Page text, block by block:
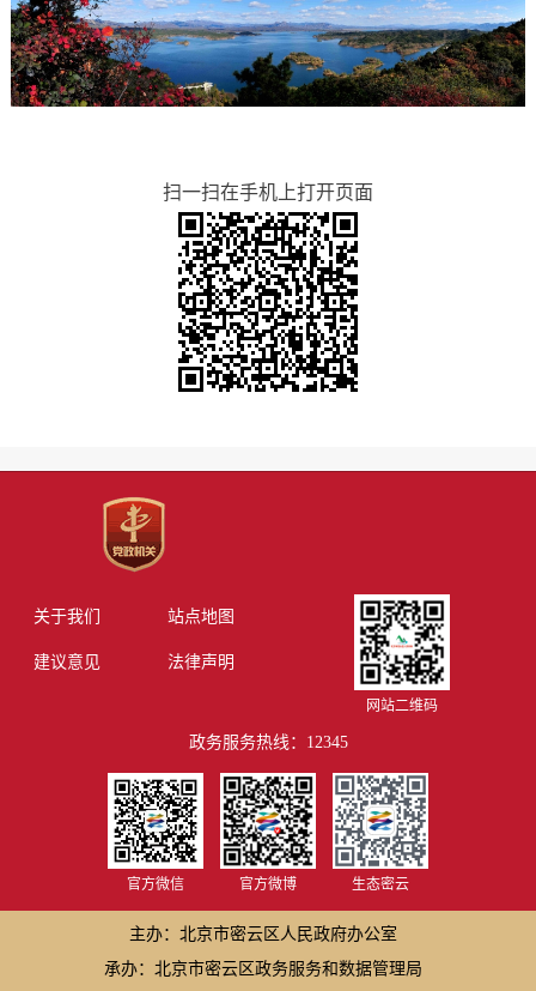
扫一扫在手机上打开页面
关于我们 站点地图
建议意见 法律声明
网站二维码
政务服务热线：12345
官方微信 官方微博 生态密云
主办：北京市密云区人民政府办公室
承办：北京市密云区政务服务和数据管理局